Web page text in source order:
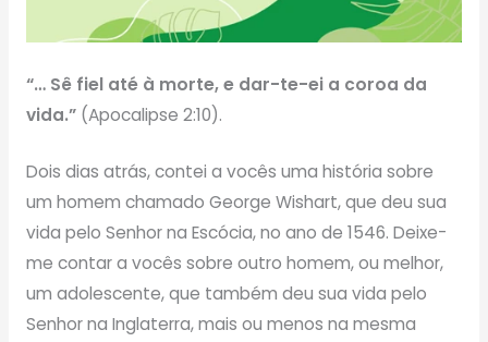
“… Sê fiel até à morte, e dar-te-ei a coroa da
vida.”(Apocalipse 2:10).
Dois dias atrás, contei a vocês uma história sobre
um homem chamado George Wishart, que deu sua
vida pelo Senhor na Escócia, no ano de 1546. Deixe-
me contar a vocês sobre outro homem, ou melhor,
um adolescente, que também deu sua vida pelo
Senhor na Inglaterra, mais ou menos na mesma